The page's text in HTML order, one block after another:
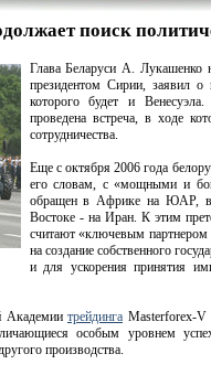
поиск
Глава Беларуси А. Лукашенко
президентом Сирии, заявил о
которого будет и
проведена встреча, в ходе
сотрудничества.
Еще с октября 2006 года
его словам, с «мощными и
обращен в Африке на ЮАР, в
Востоке - на Иран. К этим
считают «ключевым
на создание собственного
и для ускорения принятия
Академии трейдинга Masterforex-V
особым уровнем
производства.